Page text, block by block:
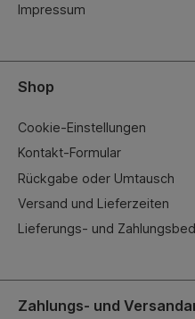
Impressum
Shop
Cookie-Einstellungen
Kontakt-Formular
Rückgabe oder Umtausch
Versand und Lieferzeiten
Lieferungs- und
Zahlungs- und